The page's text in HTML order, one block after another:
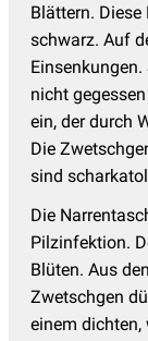
Blättern. Diese
schwarz. Auf
nicht
ein, der durch
Die
sind
Die
Pilzinfektion.
Blüten. Aus
Zwetschgen
einem dichten,